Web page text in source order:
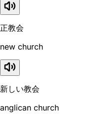
正教会
new church
新しい教会
anglican church